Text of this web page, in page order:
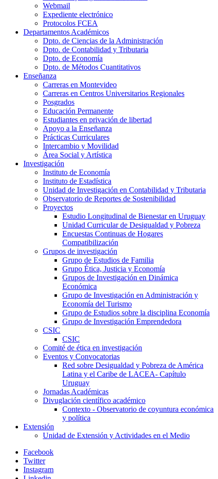
Webmail
Expediente electrónico
Protocolos FCEA
Departamentos Académicos
Dpto. de Ciencias de la Administración
Dpto. de Contabilidad y Tributaria
Dpto. de Economía
Dpto. de Métodos Cuantitativos
Enseñanza
Carreras en Montevideo
Carreras en Centros Universitarios Regionales
Posgrados
Educación Permanente
Estudiantes en privación de libertad
Apoyo a la Enseñanza
Prácticas Curriculares
Intercambio y Movilidad
Área Social y Artística
Investigación
Instituto de Economía
Instituto de Estadística
Unidad de Investigación en Contabilidad y Tributaria
Observatorio de Reportes de Sostenibilidad
Proyectos
Estudio Longitudinal de Bienestar en Uruguay
Unidad Curricular de Desigualdad y Pobreza
Encuestas Continuas de Hogares
Compatibilización
Grupos de investigación
Grupo de Estudios de Familia
Grupo Ética, Justicia y Economía
Grupos de Investigación en Dinámica
Económica
Grupo de Investigación en Administración y
Economía del Turismo
Grupo de Estudios sobre la disciplina Economía
Grupo de Investigación Emprendedora
CSIC
CSIC
Comité de ética en investigación
Eventos y Convocatorias
Red sobre Desigualdad y Pobreza de América
Latina y el Caribe de LACEA- Capítulo
Uruguay
Jornadas Académicas
Divuglación científico académico
Contexto - Observatorio de coyuntura económica
y política
Extensión
Unidad de Extensión y Actividades en el Medio
Facebook
Twitter
Instagram